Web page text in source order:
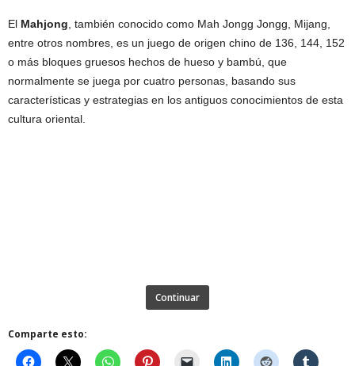
El Mahjong , también conocido como Mah Jongg Jongg, Mijang,
entre otros nombres, es un juego de origen chino de 136, 144, 152
o más bloques gruesos hechos de hueso y bambú, que
normalmente se juega por cuatro personas, basando sus
características y estrategias en los antiguos conocimientos de esta
cultura oriental.
Continuar
Comparte esto: